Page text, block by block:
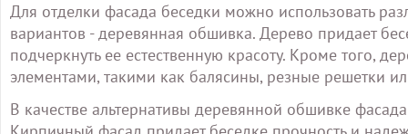
Для отделки фасада беседки можно использовать
вариантов - деревянная обшивка. Дерево придает
подчеркнуть ее естественную красоту. Кроме того,
элементами, такими как балясины, резные решетки
В качестве альтернативы деревянной обшивке